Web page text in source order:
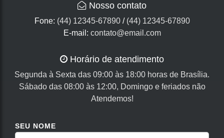
Nosso contato
Fone: (44) 12345-67890/ (44) 12345-67890
E-mail: contato@email.com
Horário de atendimento
Segunda à Sexta das 09:00 às 18:00 horas de Brasília.
Sábado das 08:00 às 12:00, Domingo e feriados não
Atendemos!
SEU NOME